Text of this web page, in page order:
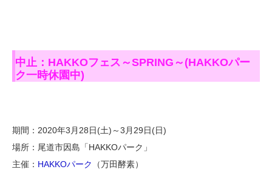
中止：HAKKOフェス～SPRING～(HAKKOパー
ク一時休園中)
期間：2020年3月28日(土)～3月29日(日)
場所：尾道市因島「HAKKOパーク」
主催： HAKKOパーク （万田酵素）